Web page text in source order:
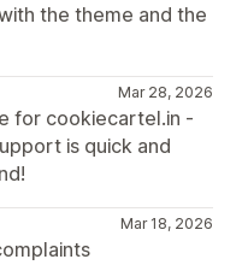
the theme and the
Mar 28, 2026
for cookiecartel.in -
is quick and
Mar 18, 2026